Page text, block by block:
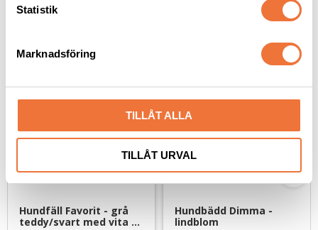
Statistik
Marknadsföring
TILLÅT ALLA
TILLÅT URVAL
Hundfäll Favorit - grå
teddy/svart med vita
Hundbädd Dimma -
lindblom